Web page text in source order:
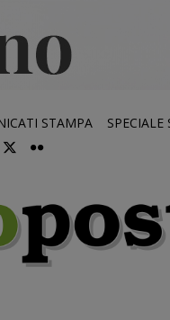
STAMPA SPECIALE